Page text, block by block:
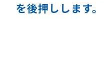
を後押しします。